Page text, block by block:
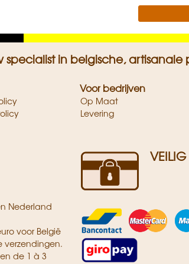
specialist in belgische,
Voor bedrijven
Op Maat
Levering
Nederland
voor België
verzendingen.
de 1 à 3
VEILIG